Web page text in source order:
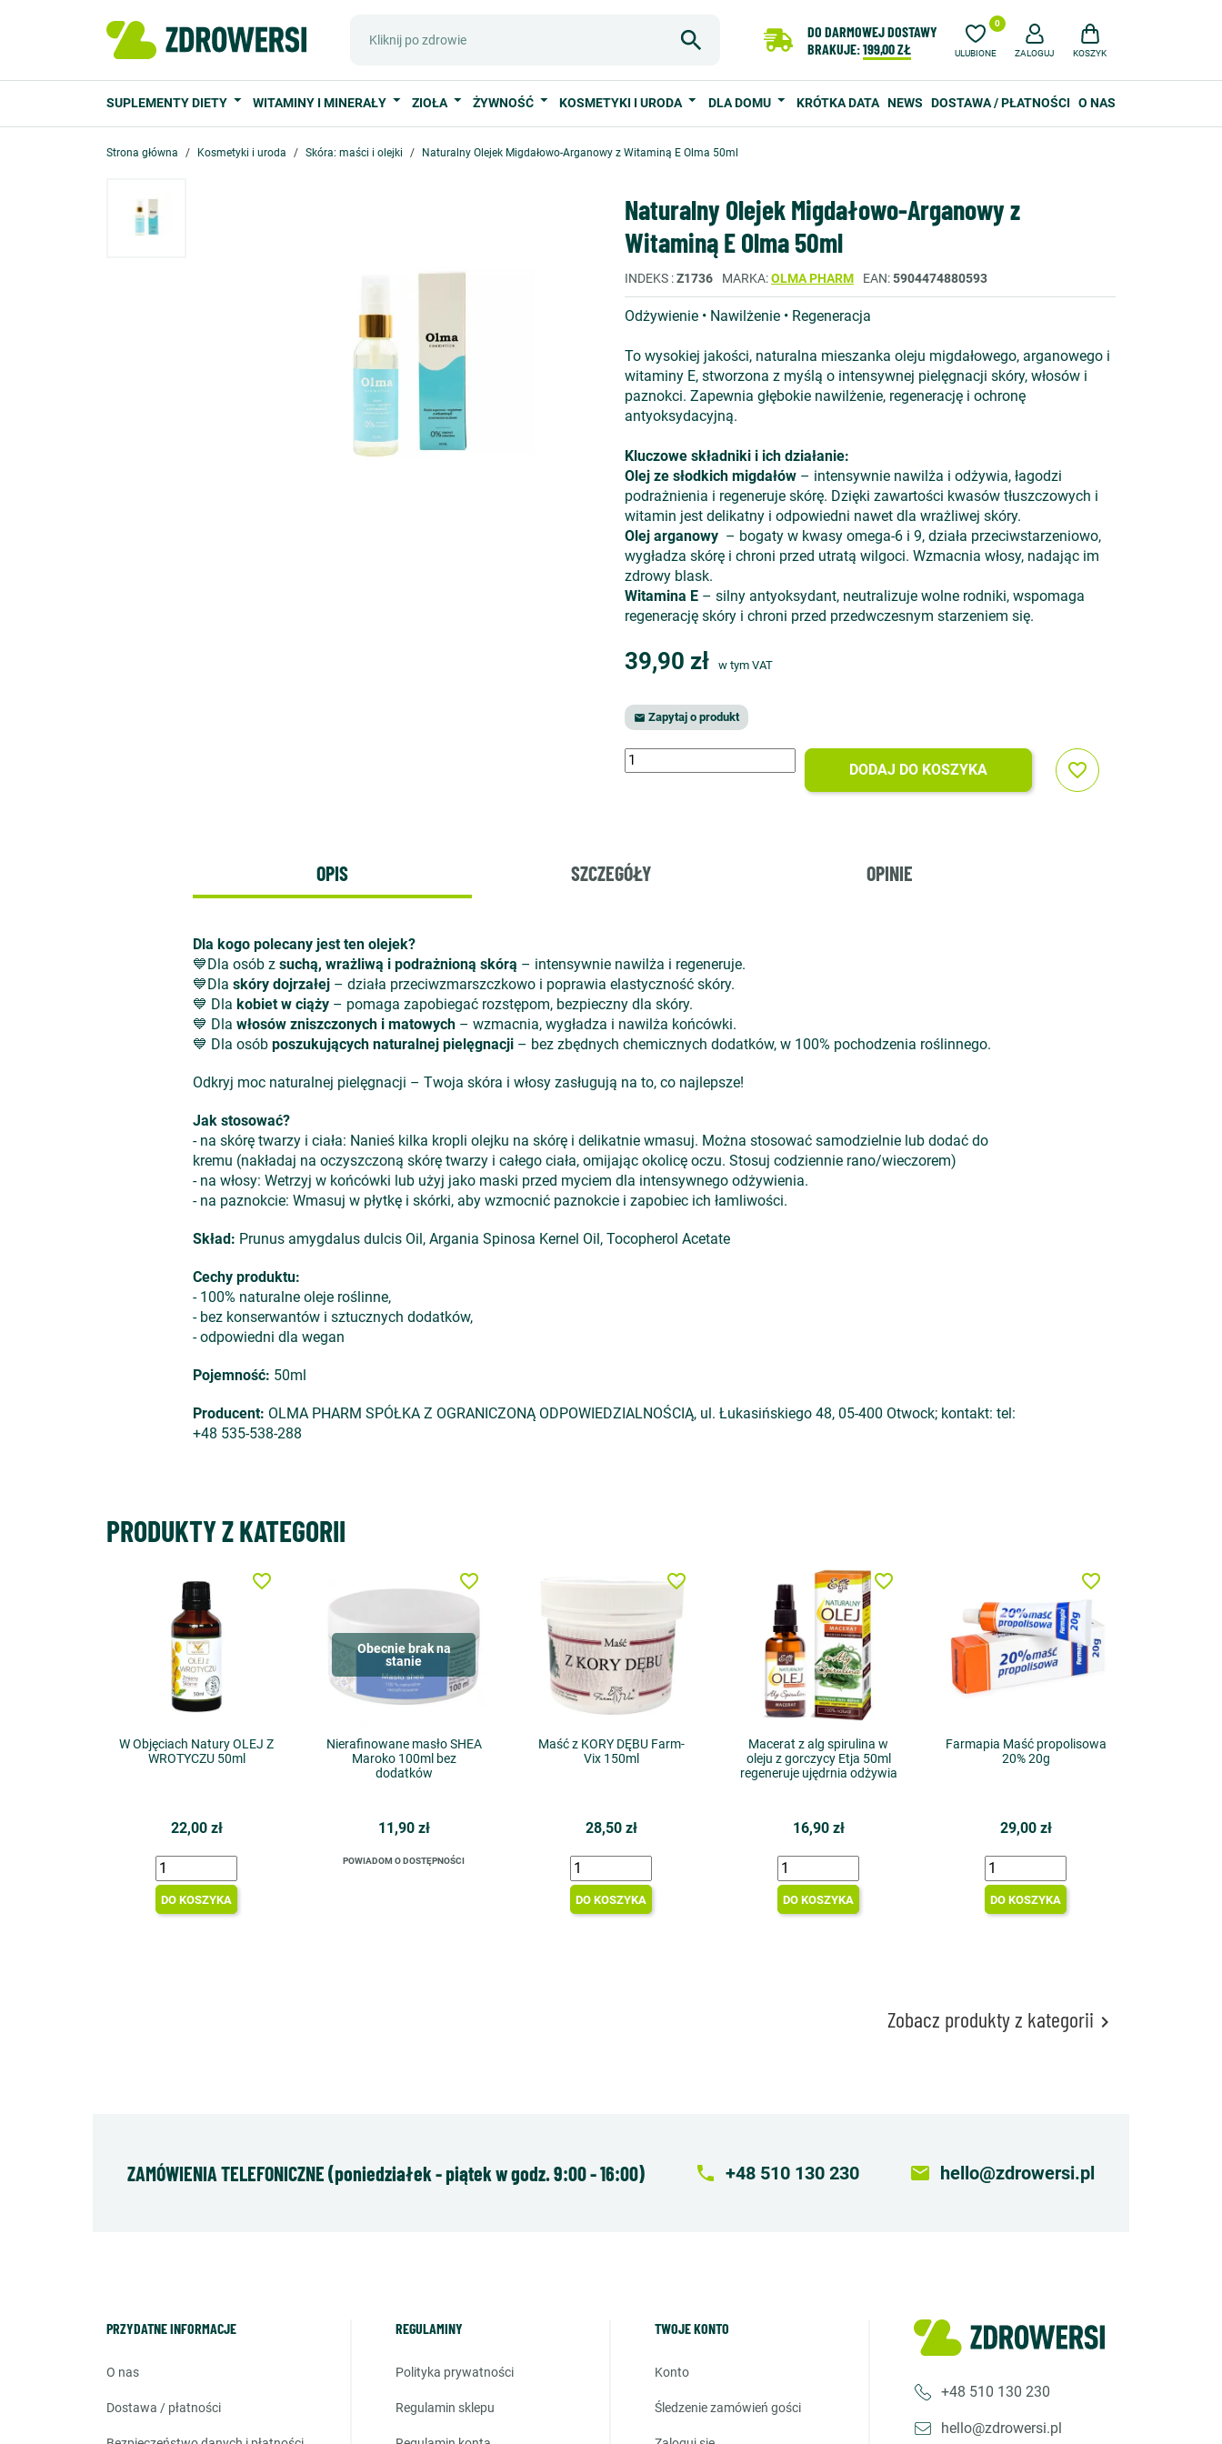
DO DARMOWEJ DOSTAWY
BRAKUJE:199,00 ZŁ ULUBIONE
0
ZALOGUJ KOSZYK
SUPLEMENTY DIETY WITAMINY I MINERAŁY ZIOŁA ŻYWNOŚĆ KOSMETYKI I URODA DLA DOMU KRÓTKA DATA NEWS DOSTAWA / PŁATNOŚCI O NAS
Strona główna Kosmetyki i uroda Skóra: maści i olejki Naturalny Olejek Migdałowo-Arganowy z Witaminą E Olma 50ml
Naturalny Olejek Migdałowo-Arganowy z
Witaminą E Olma 50ml
INDEKS Z1736 MARKA OLMA PHARM EAN 5904474880593
Odżywienie • Nawilżenie • Regeneracja
To wysokiej jakości, naturalna mieszanka oleju migdałowego, arganowego i
witaminy E, stworzona z myślą o intensywnej pielęgnacji skóry, włosów i
paznokci. Zapewnia głębokie nawilżenie, regenerację i ochronę
antyoksydacyjną.
Kluczowe składniki i ich działanie:
Olej ze słodkich migdałów – intensywnie nawilża i odżywia, łagodzi
podrażnienia i regeneruje skórę. Dzięki zawartości kwasów tłuszczowych i
witamin jest delikatny i odpowiedni nawet dla wrażliwej skóry.
Olej arganowy – bogaty w kwasy omega-6 i 9, działa przeciwstarzeniowo,
wygładza skórę i chroni przed utratą wilgoci. Wzmacnia włosy, nadając im
zdrowy blask.
Witamina E – silny antyoksydant, neutralizuje wolne rodniki, wspomaga
regenerację skóry i chroni przed przedwczesnym starzeniem się.
39,90 zł w tym VAT
 Zapytaj o produkt
DODAJ DO KOSZYKA favorite_border
OPIS SZCZEGÓŁY OPINIE
Dla kogo polecany jest ten olejek?
💙Dla osób z suchą, wrażliwą i podrażnioną skórą – intensywnie nawilża i regeneruje.
💙Dla skóry dojrzałej – działa przeciwzmarszczkowo i poprawia elastyczność skóry.
💙 Dla kobiet w ciąży – pomaga zapobiegać rozstępom, bezpieczny dla skóry.
💙 Dla włosów zniszczonych i matowych – wzmacnia, wygładza i nawilża końcówki.
💙 Dla osób poszukujących naturalnej pielęgnacji – bez zbędnych chemicznych dodatków, w 100% pochodzenia roślinnego.
Odkryj moc naturalnej pielęgnacji – Twoja skóra i włosy zasługują na to, co najlepsze!
Jak stosować?
- na skórę twarzy i ciała: Nanieś kilka kropli olejku na skórę i delikatnie wmasuj. Można stosować samodzielnie lub dodać do
kremu (nakładaj na oczyszczoną skórę twarzy i całego ciała, omijając okolicę oczu. Stosuj codziennie rano/wieczorem)
- na włosy: Wetrzyj w końcówki lub użyj jako maski przed myciem dla intensywnego odżywienia.
- na paznokcie: Wmasuj w płytkę i skórki, aby wzmocnić paznokcie i zapobiec ich łamliwości.
Skład: Prunus amygdalus dulcis Oil, Argania Spinosa Kernel Oil, Tocopherol Acetate
Cechy produktu:
- 100% naturalne oleje roślinne,
- bez konserwantów i sztucznych dodatków,
- odpowiedni dla wegan
Pojemność: 50ml
Producent: OLMA PHARM SPÓŁKA Z OGRANICZONĄ ODPOWIEDZIALNOŚCIĄ, ul. Łukasińskiego 48, 05-400 Otwock; kontakt: tel:
+48 535-538-288
PRODUKTY Z KATEGORII
W Objęciach Natury OLEJ Z
WROTYCZU 50ml
22,00 zł
DO KOSZYKA
favorite_border
Obecnie brak na
stanie
Nierafinowane masło SHEA
Maroko 100ml bez
dodatków
11,90 zł
POWIADOM O DOSTĘPNOŚCI
favorite_border
Maść z KORY DĘBU Farm-
Vix 150ml
28,50 zł
DO KOSZYKA
favorite_border
Macerat z alg spirulina w
oleju z gorczycy Etja 50ml
regeneruje ujędrnia odżywia
16,90 zł
DO KOSZYKA
favorite_border
Farmapia Maść propolisowa
20% 20g
29,00 zł
DO KOSZYKA
favorite_border
Zobacz produkty z kategorii 
ZAMÓWIENIA TELEFONICZNE (poniedziałek - piątek w godz. 9:00 - 16:00) local_phone +48 510 130 230 email hello@zdrowersi.pl
PRZYDATNE INFORMACJE
o nas
dostawa / płatności
REGULAMINY
polityka prywatności
regulamin sklepu
TWOJE KONTO
konto
śledzenie zamówień gości
+48 510 130 230
hello@zdrowersi.pl